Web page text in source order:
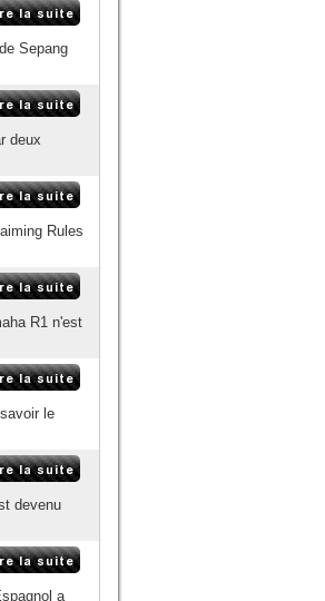
Sepang
deux
Rules
R1 n'est
le
devenu
a